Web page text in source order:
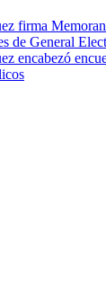
firma
de General
encabezó